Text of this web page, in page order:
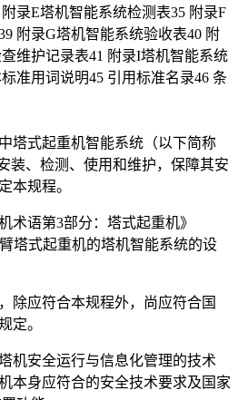
录E塔机智能系统检测表35 附录F
附录G塔机智能系统验收表40 附
维护记录表41 附录I塔机智能系统
准用词说明45 引用标准名录46 条
塔式起重机智能系统（以下简称
装、检测、使用和维护，保障其安
本规程。
术语第3部分：塔式起重机》
塔式起重机的塔机智能系统的设
除应符合本规程外，尚应符合国
定。
机安全运行与信息化管理的技术
本身应符合的安全技术要求及国家